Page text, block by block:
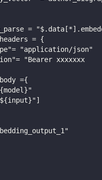
=
= {
"application/json"
"Bearer xxxxxxx
={